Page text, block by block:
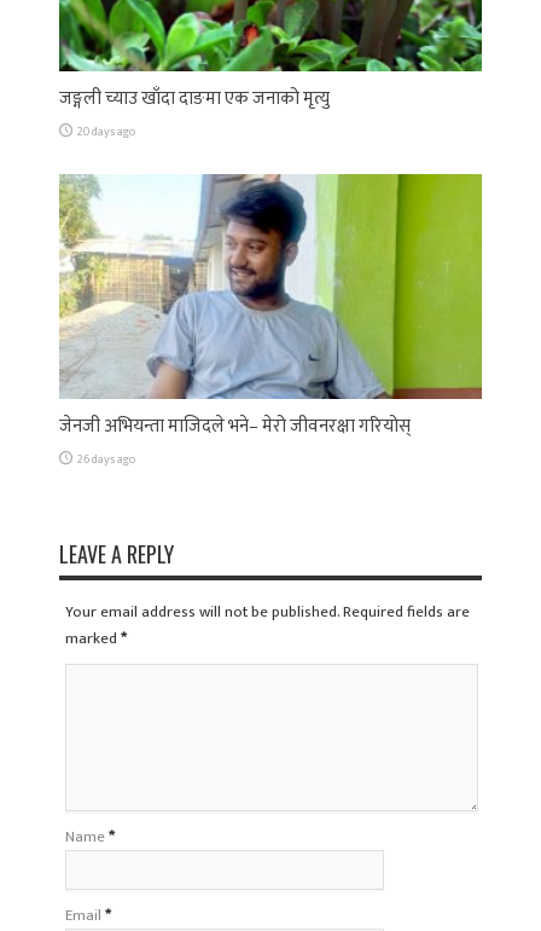
जङ्गली च्याउ खाँदा दाङमा एक जनाको मृत्यु
20 days ago
जेनजी अभियन्ता माजिदले भने– मेरो जीवनरक्षा गरियोस्
26 days ago
LEAVE A REPLY
Your email address will not be published. Required fields are
marked*
Name*
Email*